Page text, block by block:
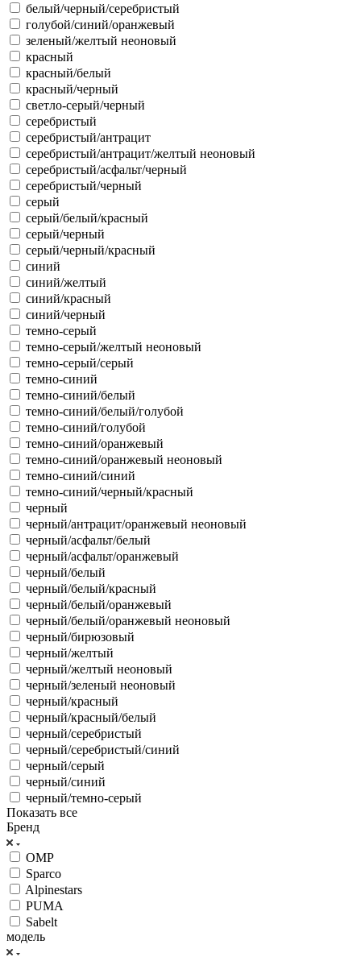
белый/черный/серебристый
голубой/синий/оранжевый
зеленый/желтый неоновый
красный
красный/белый
красный/черный
светло-серый/черный
серебристый
серебристый/антрацит
серебристый/антрацит/желтый неоновый
серебристый/асфальт/черный
серебристый/черный
серый
серый/белый/красный
серый/черный
серый/черный/красный
синий
синий/желтый
синий/красный
синий/черный
темно-серый
темно-серый/желтый неоновый
темно-серый/серый
темно-синий
темно-синий/белый
темно-синий/белый/голубой
темно-синий/голубой
темно-синий/оранжевый
темно-синий/оранжевый неоновый
темно-синий/синий
темно-синий/черный/красный
черный
черный/антрацит/оранжевый неоновый
черный/асфальт/белый
черный/асфальт/оранжевый
черный/белый
черный/белый/красный
черный/белый/оранжевый
черный/белый/оранжевый неоновый
черный/бирюзовый
черный/желтый
черный/желтый неоновый
черный/зеленый неоновый
черный/красный
черный/красный/белый
черный/серебристый
черный/серебристый/синий
черный/серый
черный/синий
черный/темно-серый
Показать все
Бренд
OMP
Sparco
Alpinestars
PUMA
Sabelt
модель